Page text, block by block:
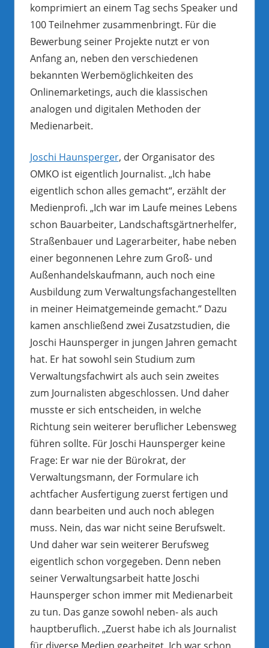
komprimiert an einem Tag sechs Speaker und
100 Teilnehmer zusammenbringt. Für die
Bewerbung seiner Projekte nutzt er von
Anfang an, neben den verschiedenen
bekannten Werbemöglichkeiten des
Onlinemarketings, auch die klassischen
analogen und digitalen Methoden der
Medienarbeit.
Joschi Haunsperger, der Organisator des
OMKO ist eigentlich Journalist. „Ich habe
eigentlich schon alles gemacht“, erzählt der
Medienprofi. „Ich war im Laufe meines Lebens
schon Bauarbeiter, Landschaftsgärtnerhelfer,
Straßenbauer und Lagerarbeiter, habe neben
einer begonnenen Lehre zum Groß- und
Außenhandelskaufmann, auch noch eine
Ausbildung zum Verwaltungsfachangestellten
in meiner Heimatgemeinde gemacht.“ Dazu
kamen anschließend zwei Zusatzstudien, die
Joschi Haunsperger in jungen Jahren gemacht
hat. Er hat sowohl sein Studium zum
Verwaltungsfachwirt als auch sein zweites
zum Journalisten abgeschlossen. Und daher
musste er sich entscheiden, in welche
Richtung sein weiterer beruflicher Lebensweg
führen sollte. Für Joschi Haunsperger keine
Frage: Er war nie der Bürokrat, der
Verwaltungsmann, der Formulare ich
achtfacher Ausfertigung zuerst fertigen und
dann bearbeiten und auch noch ablegen
muss. Nein, das war nicht seine Berufswelt.
Und daher war sein weiterer Berufsweg
eigentlich schon vorgegeben. Denn neben
seiner Verwaltungsarbeit hatte Joschi
Haunsperger schon immer mit Medienarbeit
zu tun. Das ganze sowohl neben- als auch
hauptberuflich. „Zuerst habe ich als Journalist